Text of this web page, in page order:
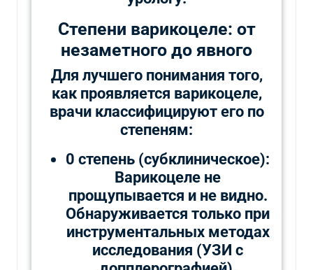
Степени варикоцеле: от
незаметного до явного
Для лучшего понимания того,
как проявляется варикоцеле,
врачи классифицируют его по
степеням:
0 степень (субклиническое):
Варикоцеле не
прощупывается и не видно.
Обнаруживается только при
инструментальных методах
исследования (УЗИ с